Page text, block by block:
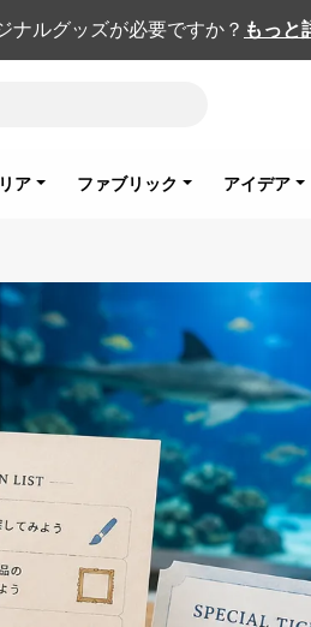
ナルグッズが必要ですか？ もっと
ア ファブリック アイデア